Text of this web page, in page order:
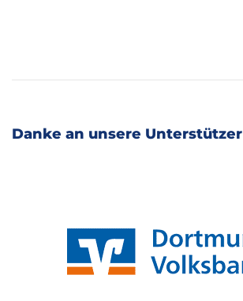
Danke an unsere Unterstützer